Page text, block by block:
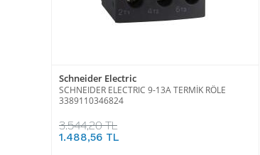
Schneider Electric
SCHNEIDER ELECTRIC 9-13A TERMİK RÖLE
3389110346824
3.544,20 TL
1.488,56 TL